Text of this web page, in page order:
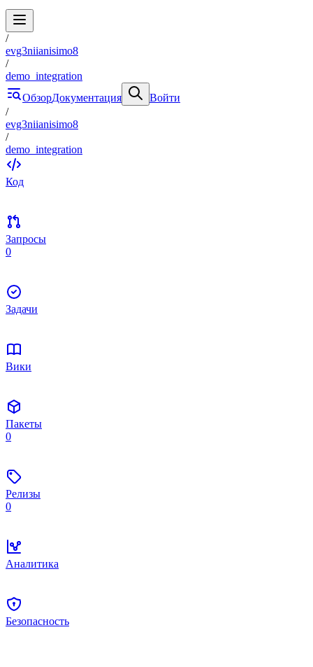
/
evg3niianisimo8
/
demo_integration
ОбзорДокументация
Войти
/
evg3niianisimo8
/
demo_integration
Код
Запросы
0
Задачи
Вики
Пакеты
0
Релизы
0
Аналитика
Безопасность